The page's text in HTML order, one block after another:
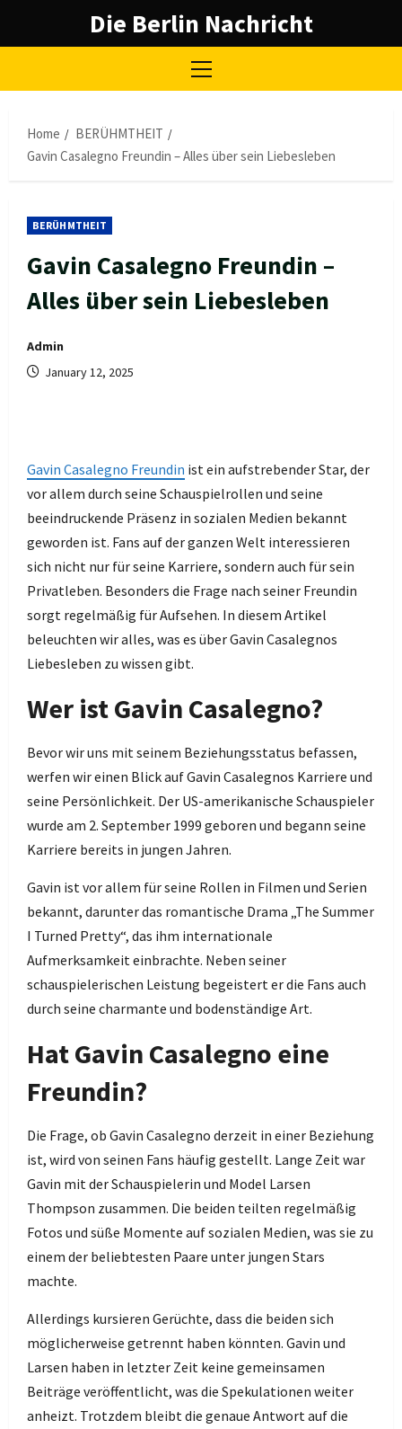
Die Berlin Nachricht
Primary
Home
BERÜHMTHEIT
Gavin Casalegno Freundin – Alles über sein Liebesleben
BERÜHMTHEIT
Gavin Casalegno Freundin –
Alles über sein Liebesleben
Admin
January 12, 2025
Gavin Casalegno Freundin ist ein aufstrebender Star, der
vor allem durch seine Schauspielrollen und seine
beeindruckende Präsenz in sozialen Medien bekannt
geworden ist. Fans auf der ganzen Welt interessieren
sich nicht nur für seine Karriere, sondern auch für sein
Privatleben. Besonders die Frage nach seiner Freundin
sorgt regelmäßig für Aufsehen. In diesem Artikel
beleuchten wir alles, was es über Gavin Casalegnos
Liebesleben zu wissen gibt.
Wer ist Gavin Casalegno?
Bevor wir uns mit seinem Beziehungsstatus befassen,
werfen wir einen Blick auf Gavin Casalegnos Karriere und
seine Persönlichkeit. Der US-amerikanische Schauspieler
wurde am 2. September 1999 geboren und begann seine
Karriere bereits in jungen Jahren.
Gavin ist vor allem für seine Rollen in Filmen und Serien
bekannt, darunter das romantische Drama „The Summer
I Turned Pretty“, das ihm internationale
Aufmerksamkeit einbrachte. Neben seiner
schauspielerischen Leistung begeistert er die Fans auch
durch seine charmante und bodenständige Art.
Hat Gavin Casalegno eine
Freundin?
Die Frage, ob Gavin Casalegno derzeit in einer Beziehung
ist, wird von seinen Fans häufig gestellt. Lange Zeit war
Gavin mit der Schauspielerin und Model Larsen
Thompson zusammen. Die beiden teilten regelmäßig
Fotos und süße Momente auf sozialen Medien, was sie zu
einem der beliebtesten Paare unter jungen Stars
machte.
Allerdings kursieren Gerüchte, dass die beiden sich
möglicherweise getrennt haben könnten. Gavin und
Larsen haben in letzter Zeit keine gemeinsamen
Beiträge veröffentlicht, was die Spekulationen weiter
anheizt. Trotzdem bleibt die genaue Antwort auf die